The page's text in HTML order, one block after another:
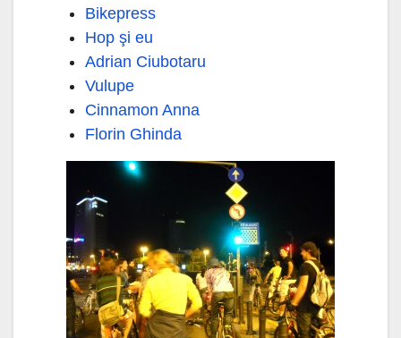
Bikepress
Hop şi eu
Adrian Ciubotaru
Vulupe
Cinnamon Anna
Florin Ghinda